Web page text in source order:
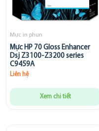
Mực in phun
Mực HP 70 Gloss Enhancer
Dsj Z3100-Z3200 series
C9459A
Liên hệ
Xem chi tiết